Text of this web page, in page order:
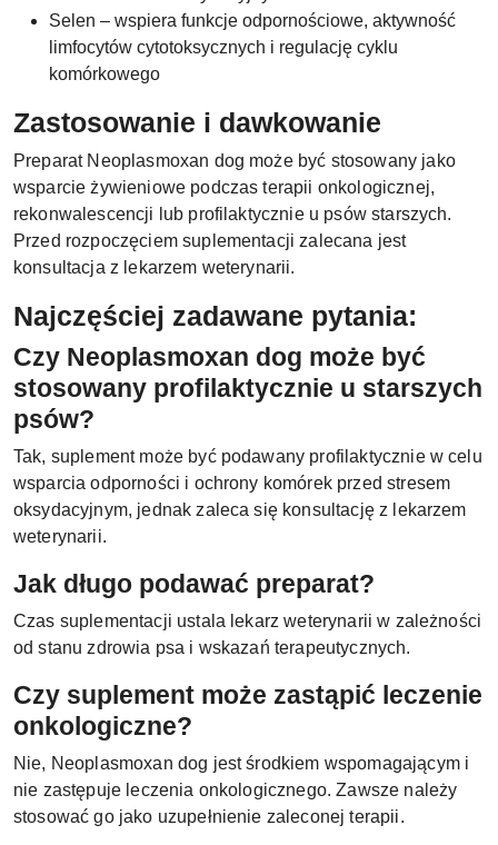
Selen – wspiera funkcje odpornościowe, aktywność
limfocytów cytotoksycznych i regulację cyklu
komórkowego
Zastosowanie i dawkowanie
Preparat Neoplasmoxan dog może być stosowany jako
wsparcie żywieniowe podczas terapii onkologicznej,
rekonwalescencji lub profilaktycznie u psów starszych.
Przed rozpoczęciem suplementacji zalecana jest
konsultacja z lekarzem weterynarii.
Najczęściej zadawane pytania:
Czy Neoplasmoxan dog może być
stosowany profilaktycznie u starszych
psów?
Tak, suplement może być podawany profilaktycznie w celu
wsparcia odporności i ochrony komórek przed stresem
oksydacyjnym, jednak zaleca się konsultację z lekarzem
weterynarii.
Jak długo podawać preparat?
Czas suplementacji ustala lekarz weterynarii w zależności
od stanu zdrowia psa i wskazań terapeutycznych.
Czy suplement może zastąpić leczenie
onkologiczne?
Nie, Neoplasmoxan dog jest środkiem wspomagającym i
nie zastępuje leczenia onkologicznego. Zawsze należy
stosować go jako uzupełnienie zaleconej terapii.